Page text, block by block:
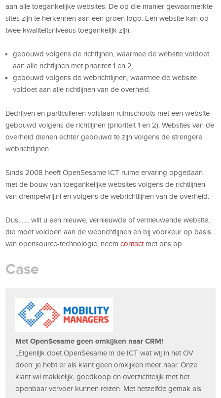
aan alle toegankelijke websites. De op die manier gewaarmerkte
sites zijn te herkennen aan een groen logo. Een website kan op
twee kwaliteitsniveaus toegankelijk zijn:
gebouwd volgens de richtlijnen, waarmee de website voldoet
aan alle richtlijnen met prioriteit 1 en 2,
gebouwd volgens de webrichtlijnen, waarmee de website
voldoet aan alle richtlijnen van de overheid.
Bedrijven en particulieren volstaan ruimschoots met een website
gebouwd volgens de richtlijnen (prioriteit 1 en 2). Websites van de
overheid dienen echter gebouwd te zijn volgens de strengere
webrichtlijnen.
Sinds 2008 heeft OpenSesame ICT ruime ervaring opgedaan
met de bouw van toegankelijke websites volgens de richtlijnen
van drempelvrij.nl en volgens de webrichtlijnen van de overheid.
Dus, ..... wilt u een nieuwe, vernieuwde of vernieuwende website,
die moet voldoen aan de webrichtlijnen en bij voorkeur op basis
van opensource-technologie, neemcontact met ons op.
Case
Met OpenSesame geen omkijken naar CRM!
,,Eigenlijk doet OpenSesame in de ICT wat wij in het OV
doen: je hebt er als klant geen omkijken meer naar. Onze
klant wil makkelijk, goedkoop en overzichtelijk met het
openbaar vervoer kunnen reizen. Met hetzelfde gemak als